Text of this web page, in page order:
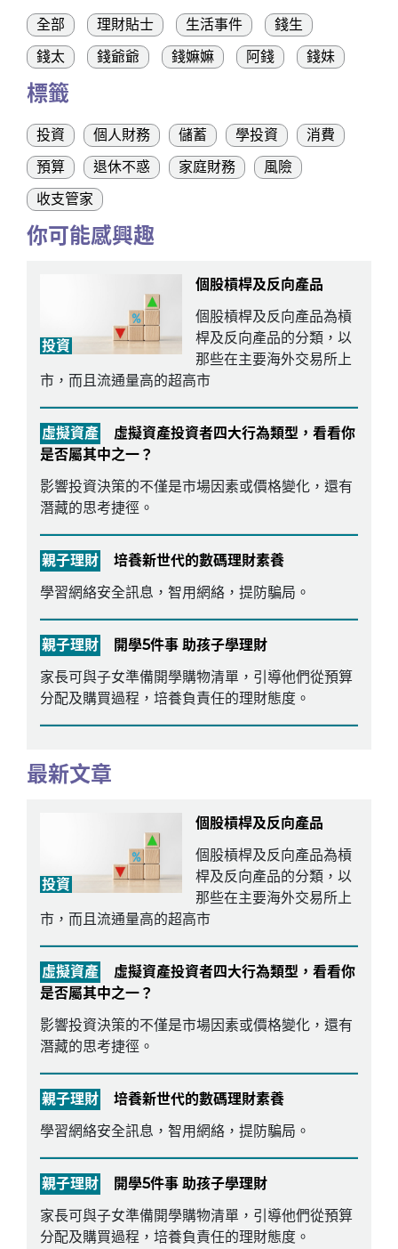
全部 理財貼士 生活事件
錢生
錢太
錢爺爺 錢嫲嫲 阿錢 錢妹
標籤
投資 個人財務 儲蓄 學投資
消費
預算
退休不惑 家庭財務
風險
收支管家
你可能感興趣
投資
個股槓桿及反向產品
個股槓桿及反向產品為槓
桿及反向產品的分類，以
那些在主要海外交易所上
市，而且流通量高的超高市
虛擬資產
虛擬資產投資者四大行為類型，看看你
是否屬其中之一？
影響投資決策的不僅是市場因素或價格變化，還有
潛藏的思考捷徑。
親子理財
培養新世代的數碼理財素養
學習網絡安全訊息，智用網絡，提防騙局。
親子理財
開學5件事 助孩子學理財
家長可與子女準備開學購物清單，引導他們從預算
分配及購買過程，培養負責任的理財態度。
最新文章
投資
個股槓桿及反向產品
個股槓桿及反向產品為槓
桿及反向產品的分類，以
那些在主要海外交易所上
市，而且流通量高的超高市
虛擬資產
虛擬資產投資者四大行為類型，看看你
是否屬其中之一？
影響投資決策的不僅是市場因素或價格變化，還有
潛藏的思考捷徑。
親子理財
培養新世代的數碼理財素養
學習網絡安全訊息，智用網絡，提防騙局。
親子理財
開學5件事 助孩子學理財
家長可與子女準備開學購物清單，引導他們從預算
分配及購買過程，培養負責任的理財態度。